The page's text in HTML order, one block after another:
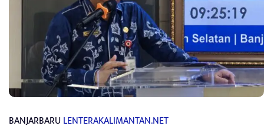
BANJARBARULENTERAKALIMANTAN.NET